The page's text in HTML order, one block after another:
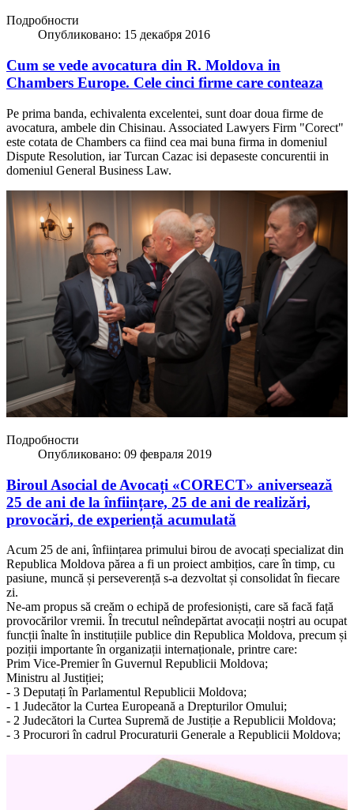
Подробности
Опубликовано: 15 декабря 2016
Cum se vede avocatura din R. Moldova in
Chambers Europe. Cele cinci firme care conteaza
Pe prima banda, echivalenta excelentei, sunt doar doua firme de
avocatura, ambele din Chisinau. Associated Lawyers Firm "Corect"
este cotata de Chambers ca fiind cea mai buna firma in domeniul
Dispute Resolution, iar Turcan Cazac isi depaseste concurentii in
domeniul General Business Law.
Подробности
Опубликовано: 09 февраля 2019
Biroul Asocial de Avocați «CORECT» aniversează
25 de ani de la înființare, 25 de ani de realizări,
provocări, de experiență acumulată
Acum 25 de ani, înființarea primului birou de avocați specializat din
Republica Moldova părea a fi un proiect ambițios, care în timp, cu
pasiune, muncă și perseverență s-a dezvoltat și consolidat în fiecare
zi.
Ne-am propus să creăm o echipă de profesioniști, care să facă față
provocărilor vremii. În trecutul neîndepărtat avocații noștri au ocupat
funcții înalte în instituțiile publice din Republica Moldova, precum și
poziții importante în organizații internaționale, printre care:
Prim Vice-Premier în Guvernul Republicii Moldova;
Ministru al Justiției;
- 3 Deputați în Parlamentul Republicii Moldova;
- 1 Judecător la Curtea Europeană a Drepturilor Omului;
- 2 Judecători la Curtea Supremă de Justiție a Republicii Moldova;
- 3 Procurori în cadrul Procuraturii Generale a Republicii Moldova;